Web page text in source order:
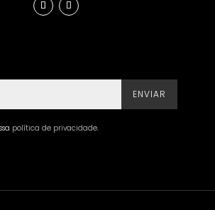
ENVIAR
política de privacidade.